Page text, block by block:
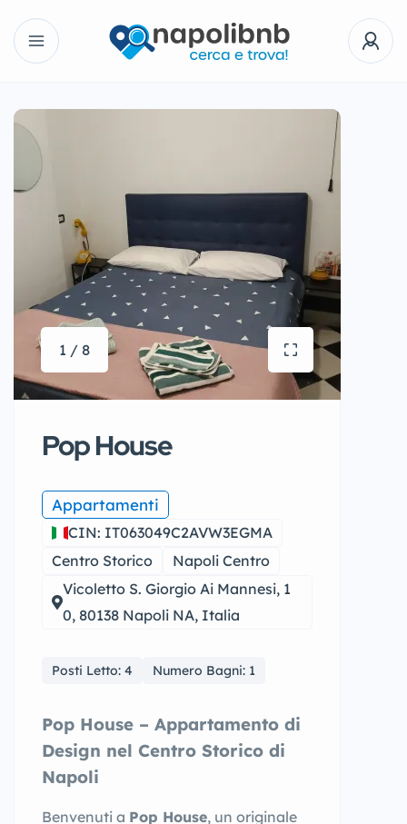
1 / 8
Pop House
Appartamenti
CIN: IT063049C2AVW3EGMA
Centro Storico
Napoli Centro
Vicoletto S. Giorgio Ai Mannesi, 1
0, 80138 Napoli NA, Italia
Posti Letto: 4 Numero Bagni: 1
Pop House – Appartamento di
Design nel Centro Storico di
Napoli
Benvenuti a Pop House, un originale